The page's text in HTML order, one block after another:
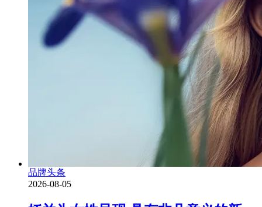
品牌头条
2026-08-05